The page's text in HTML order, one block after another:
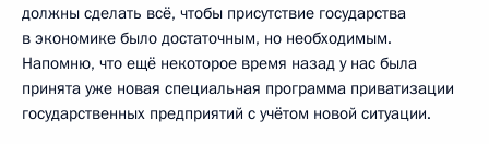
должны сделать всё, чтобы присутствие государства
в экономике было достаточным, но необходимым.
Напомню, что ещё некоторое время назад у нас была
принята уже новая специальная программа приватизации
государственных предприятий с учётом новой ситуации.